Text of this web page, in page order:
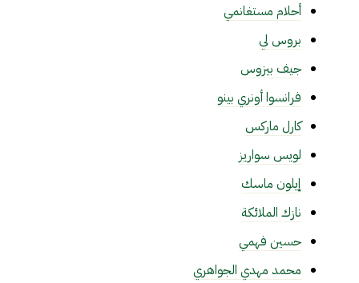
أحلام مستغانمي
بروس لي
جيف بيزوس
فرانسوا أونري بينو
كارل ماركس
لويس سواريز
إيلون ماسك
نازك الملائكة
حسين فهمي
محمد مهدي الجواهري